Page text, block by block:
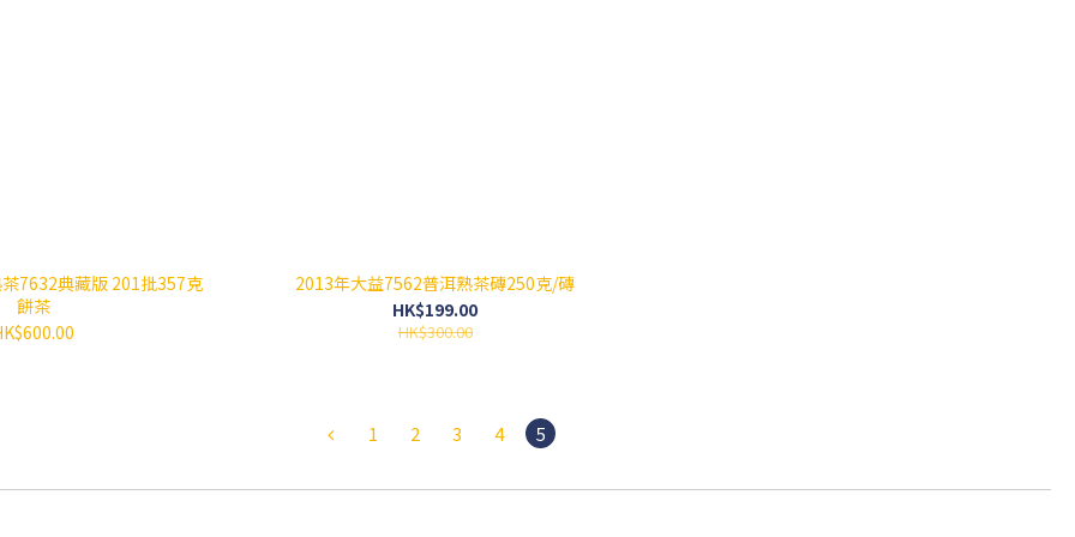
7632典藏版 201批357克
餅茶
2013年大益7562普洱熟茶磚250克/磚
HK$199.00
HK$300.00
1 2 3 4 5